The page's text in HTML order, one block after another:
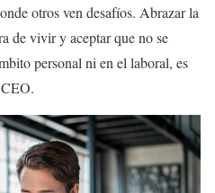
otros ven desafíos. Abrazar la
de vivir y aceptar que no se
personal ni en el laboral, es